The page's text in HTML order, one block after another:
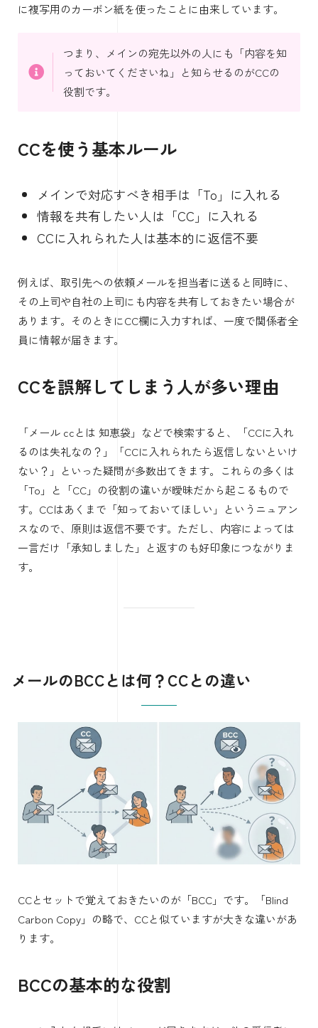
に複写用のカーボン紙を使ったことに由来しています。
つまり、メインの宛先以外の人にも「内容を知
っておいてくださいね」と知らせるのがCCの
役割です。
CCを使う基本ルール
メインで対応すべき相手は「To」に入れる
情報を共有したい人は「CC」に入れる
CCに入れられた人は基本的に返信不要
例えば、取引先への依頼メールを担当者に送ると同時に、
その上司や自社の上司にも内容を共有しておきたい場合が
あります。そのときにCC欄に入力すれば、一度で関係者全
員に情報が届きます。
CCを誤解してしまう人が多い理由
「メール ccとは 知恵袋」などで検索すると、「CCに入れ
るのは失礼なの？」「CCに入れられたら返信しないといけ
ない？」といった疑問が多数出てきます。これらの多くは
「To」と「CC」の役割の違いが曖昧だから起こるもので
す。CCはあくまで「知っておいてほしい」というニュアン
スなので、原則は返信不要です。ただし、内容によっては
一言だけ「承知しました」と返すのも好印象につながりま
す。
メールのBCCとは何？CCとの違い
CCとセットで覚えておきたいのが「BCC」です。「Blind
Carbon Copy」の略で、CCと似ていますが大きな違いがあ
ります。
BCCの基本的な役割